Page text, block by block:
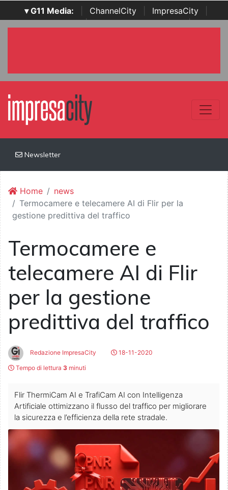
▾ G11 Media: ChannelCity ImpresaCity
SecurityOpenLab | Italian Channel Awards | Italian
Newsletter
Home
news
Termocamere e telecamere AI di Flir per la
gestione predittiva del traffico
Termocamere e
telecamere AI di Flir
per la gestione
predittiva del traffico
Redazione ImpresaCity
18-11-2020
Tempo di lettura 3 minuti
Flir ThermiCam AI e TrafiCam AI con Intelligenza
Artificiale ottimizzano il flusso del traffico per migliorare
la sicurezza e l’efficienza della rete stradale.